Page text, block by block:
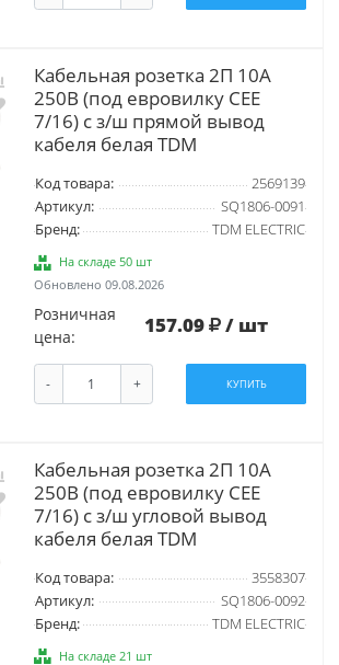
Кабельная розетка 2П 10А
250B (под евровилку CEE
7/16) с з/ш прямой вывод
кабеля белая TDM
Код товара:
2569139
Артикул:
SQ1806-0091
Бренд:
TDM ELECTRIC
На складе 50 шт
Обновлено 09.08.2026
Розничная
цена:
157.09 / шт
- + КУПИТЬ
Кабельная розетка 2П 10А
250B (под евровилку CEE
7/16) с з/ш угловой вывод
кабеля белая TDM
Код товара:
3558307
Артикул:
SQ1806-0092
Бренд:
TDM ELECTRIC
На складе 21 шт